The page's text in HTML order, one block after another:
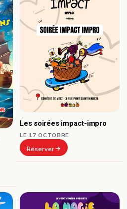
Les soirées impact-impro
LE 17 OCTOBRE
Réserver